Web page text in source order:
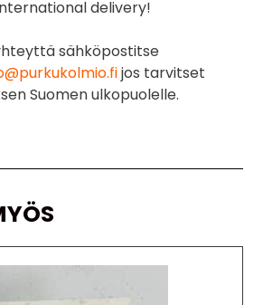
delivery!
sähköpostitse
jos tarvitset
Suomen ulkopuolelle.